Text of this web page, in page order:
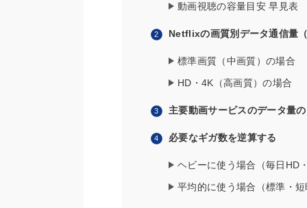
動画視聴の容量目安 早見表
Netflixの画質別データ通信量
標準画質（中画質）の場合
HD・4K（高画質）の場合
主要動画サービスのデータ量
必要なギガ数を逆算する
ヘビーに使う場合（毎日HD
平均的に使う場合（標準・